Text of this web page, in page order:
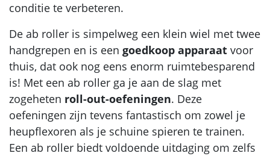
conditie te verbeteren.
De ab roller is simpelweg een klein wiel met twee
handgrepen en is een goedkoop apparaat voor
thuis, dat ook nog eens enorm ruimtebesparend
is! Met een ab roller ga je aan de slag met
zogeheten roll-out-oefeningen. Deze
oefeningen zijn tevens fantastisch om zowel je
heupflexoren als je schuine spieren te trainen.
Een ab roller biedt voldoende uitdaging om zelfs